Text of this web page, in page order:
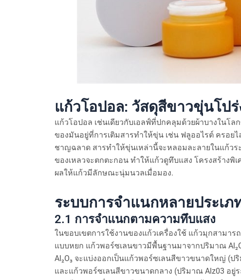
แก้วโอปอล: วัสดุสีขาวขุ่นโป
แก้วโอปอล เช่นเดียวกับเอลฟ์ที่ปกคลุมด้วยผ้าบางในโ
ของมันอยู่ที่การเติมสารทำให้ขุ่น เช่น ฟลูออไรต์ ครอย
ชาญฉลาด สารทำให้ขุ่นเหล่านี้จะหลอมละลายในแก้วร
ของเหลวจะตกตะกอน ทำให้แก้วดูทึบแสง โครงสร้าง
ผลให้แก้วมีลักษณะนุ่มนวลเมื่อมอง.
ระบบการจำแนกหลายประเ
2.1 การจำแนกตามความทึบแสง
ในขอบเขตการใช้งานของแก้วเครื่องใช้ แก้วมุกสามา
แบบหยก แก้วพอร์ซเลนขาวมีพื้นฐานมาจากปริมาณ
Al₂O₃ จะแบ่งออกเป็นแก้วพอร์ซเลนสีขาวขนาดใหญ่ (ป
และแก้วพอร์ซเลนสีขาวขนาดกลาง (ปริมาณ Alz03 อ